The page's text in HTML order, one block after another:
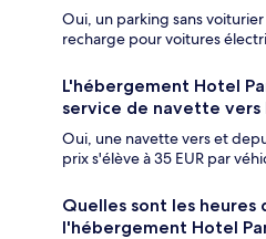
Oui, un parking sans
recharge pour voitures
L'hébergement Hotel
service de navette
Oui, une navette vers et
prix s'élève à 35 EUR par
Quelles sont les
l'hébergement Hotel